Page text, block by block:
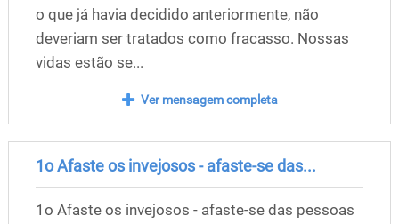
o que já havia decidido anteriormente, não
deveriam ser tratados como fracasso. Nossas
vidas estão se...
Ver mensagem completa
1o Afaste os invejosos - afaste-se das...
1o Afaste os invejosos - afaste-se das pessoas